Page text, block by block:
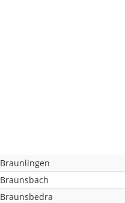
Braunlingen
Braunsbach
Braunsbedra